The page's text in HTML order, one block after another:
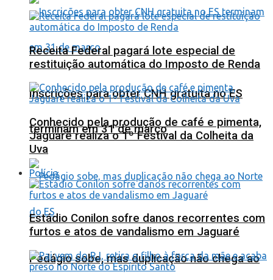
Inscrições para obter CNH gratuita no ES
terminam em 31 de março
Pedágio sobe, mas duplicação não chega ao
Receita Federal pagará lote especial de
restituição automática do Imposto de Renda
Conhecido pela produção de café e pimenta,
Jaguaré realiza o 1º Festival da Colheita da
Uva
Polícia
Estádio Conilon sofre danos recorrentes com
furtos e atos de vandalismo em Jaguaré